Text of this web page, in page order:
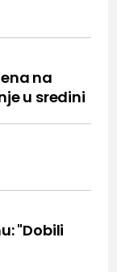
na
u sredini
"Dobili